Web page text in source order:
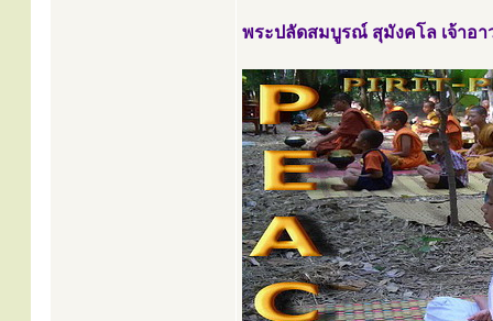
พระปลัดสมบูรณ์ สุมังคโล เจ้าอา